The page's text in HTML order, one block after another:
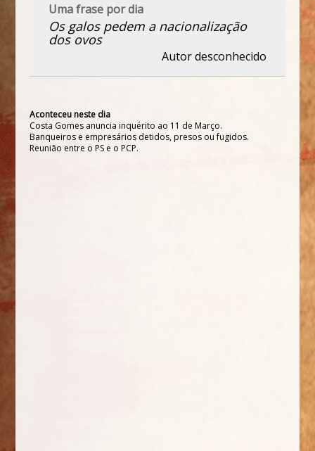
Uma frase por dia
Os galos pedem a nacionalização
dos ovos
Autor desconhecido
Aconteceu neste dia
Costa Gomes anuncia inquérito ao 11 de Março.
Banqueiros e empresários detidos, presos ou fugidos.
Reunião entre o PS e o PCP.